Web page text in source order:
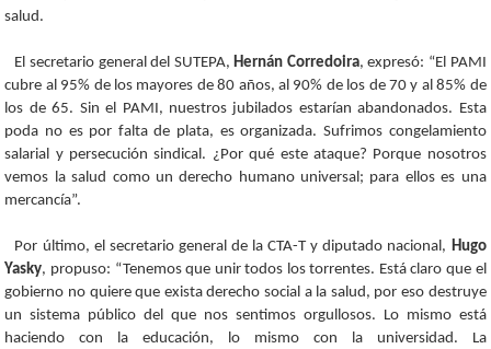
salud.
El secretario general del SUTEPA,Hernán Corredoira, expresó: “El PAMI
cubre al 95% de los mayores de 80 años, al 90% de los de 70 y al 85% de
los de 65. Sin el PAMI, nuestros jubilados estarían abandonados. Esta
poda no es por falta de plata, es organizada. Sufrimos congelamiento
salarial y persecución sindical. ¿Por qué este ataque? Porque nosotros
vemos la salud como un derecho humano universal; para ellos es una
mercancía”.
Por último, el secretario general de la CTA-T y diputado nacional, Hugo
Yasky, propuso: “Tenemos que unir todos los torrentes. Está claro que el
gobierno no quiere que exista derecho social a la salud, por eso destruye
un sistema público del que nos sentimos orgullosos. Lo mismo está
haciendo con la educación, lo mismo con la universidad. La